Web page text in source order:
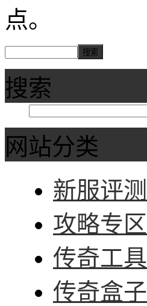
点。
搜索
网站分类
新服评测
攻略专区
传奇工具
传奇盒子